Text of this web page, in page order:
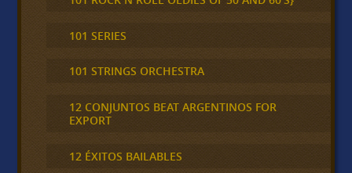
101 SERIES
101 STRINGS ORCHESTRA
12 CONJUNTOS BEAT ARGENTINOS FOR
EXPORT
12 ÉXITOS BAILABLES